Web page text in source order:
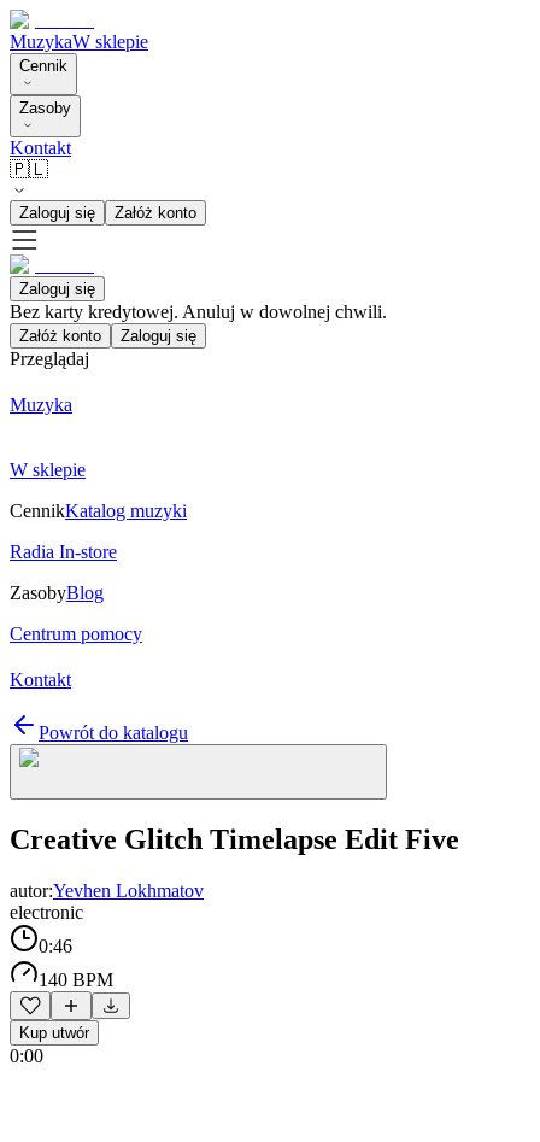
MuzykaW sklepie
Cennik
Zasoby
Kontakt
🇵🇱
Zaloguj się Załóż konto
Zaloguj się
Bez karty kredytowej. Anuluj w dowolnej chwili.
Załóż konto Zaloguj się
Przeglądaj
Muzyka
W sklepie
CennikKatalog muzyki
Radia In-store
ZasobyBlog
Centrum pomocy
Kontakt
Powrót do katalogu
Creative Glitch Timelapse Edit Five
autor:Yevhen Lokhmatov
electronic
0:46
140 BPM
Kup utwór
0:00